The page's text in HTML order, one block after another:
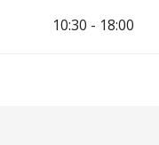
10:30 - 18:00